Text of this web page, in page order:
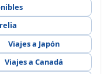
Viajes a Japón
Viajes a Canadá